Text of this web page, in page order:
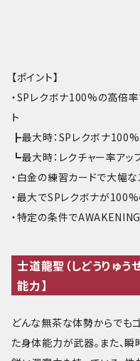
【ポイント】
・SPレクボナ100%の高倍
ト
┣最大時：SPレクボナ
┗最大時：レクチャー率ア
・白金の練習カードで大幅
・最大でSPレクボナが
・特定の条件で
士道龍聖（しどうりゅう
能力】
どんな無茶な体勢からでも
た身体能力が武器。また、